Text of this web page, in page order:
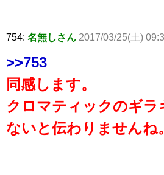
754: 名無しさん 2017/03/25(土)
>>753
同感します。
クロマティックのギラ
ないと伝わりませんね。